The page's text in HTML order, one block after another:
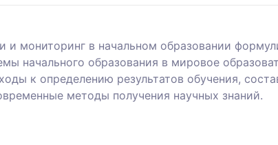
и мониторинг в начальном образовании
начального образования в мировое
к определению результатов обучения,
методы получения научных знаний.